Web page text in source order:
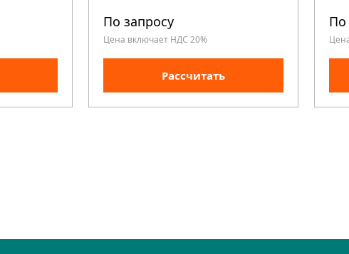
По запросу
Цена включает НДС 20%
Рассчитать
По